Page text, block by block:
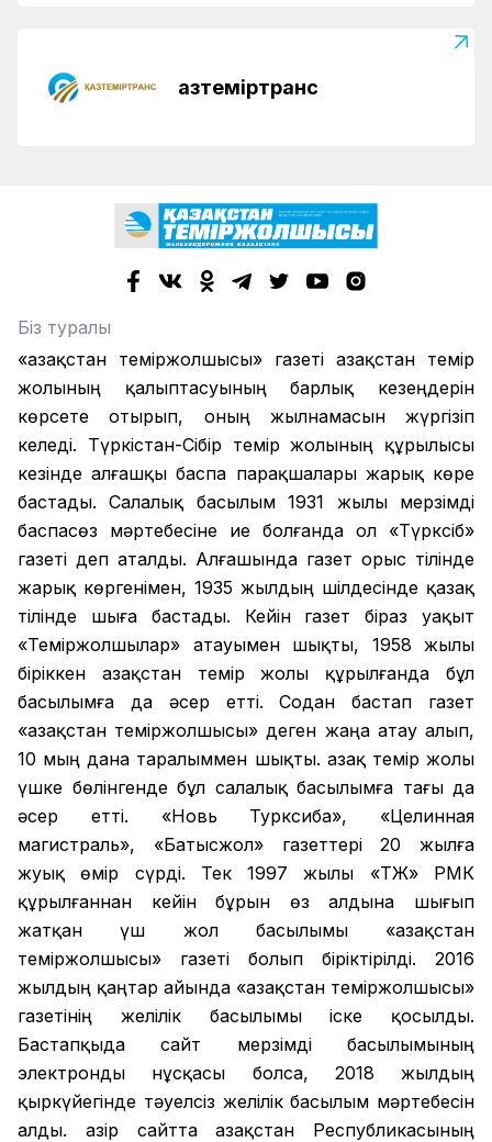
Қазтеміртранс
Біз туралы
«Қазақстан теміржолшысы» газеті Қазақстан темір
жолының қалыптасуының барлық кезеңдерін
көрсете отырып, оның жылнамасын жүргізіп
келеді. Түркістан-Сібір темір жолының құрылысы
кезінде алғашқы баспа парақшалары жарық көре
бастады. Салалық басылым 1931 жылы мерзімді
баспасөз мәртебесіне ие болғанда ол «Түрксіб»
газеті деп аталды. Алғашында газет орыс тілінде
жарық көргенімен, 1935 жылдың шілдесінде қазақ
тілінде шыға бастады. Кейін газет біраз уақыт
«Теміржолшылар» атауымен шықты, 1958 жылы
біріккен Қазақстан темір жолы құрылғанда бұл
басылымға да әсер етті. Содан бастап газет
«Қазақстан теміржолшысы» деген жаңа атау алып,
10 мың дана таралыммен шықты. Қазақ темір жолы
үшке бөлінгенде бұл салалық басылымға тағы да
әсер етті. «Новь Турксиба», «Целинная
магистраль», «Батысжол» газеттері 20 жылға
жуық өмір сүрді. Тек 1997 жылы «ҚТЖ» РМК
құрылғаннан кейін бұрын өз алдына шығып
жатқан үш жол басылымы «Қазақстан
теміржолшысы» газеті болып біріктірілді. 2016
жылдың қаңтар айында «Қазақстан теміржолшысы»
газетінің желілік басылымы іске қосылды.
Бастапқыда сайт мерзімді басылымының
электронды нұсқасы болса, 2018 жылдың
қыркүйегінде тәуелсіз желілік басылым мәртебесін
алды. Қазір сайтта Қазақстан Республикасының